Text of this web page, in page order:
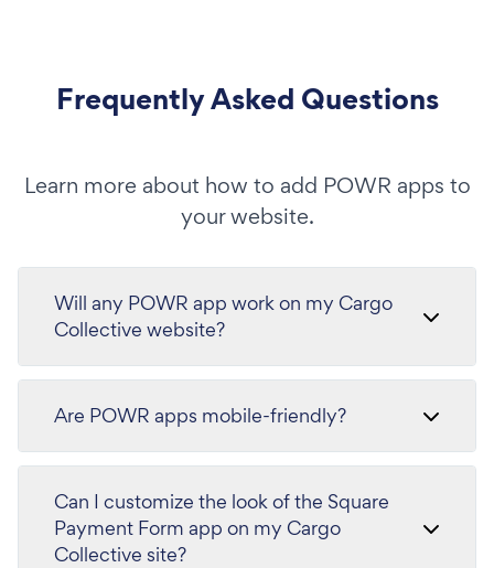
Frequently Asked Questions
Learn more about how to add POWR apps to
your website.
Will any POWR app work on my Cargo
Collective website?
Are POWR apps mobile-friendly?
Can I customize the look of the Square
Payment Form app on my Cargo
Collective site?